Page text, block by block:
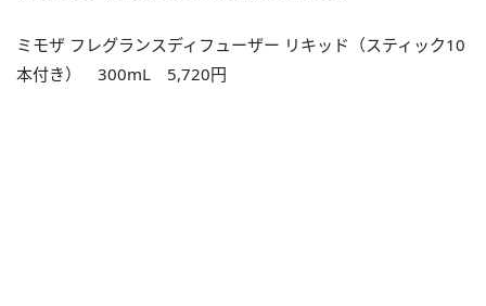
ミモザ フレグランスディフューザー リキッド（スティック10
本付き）
300mL 5,720円